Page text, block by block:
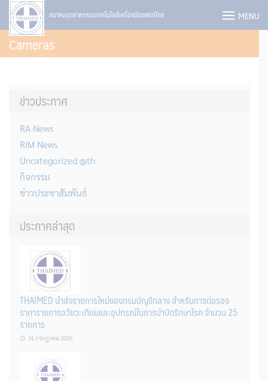
Skip
content
สมาคมอุตสาหกรรมเทคโนโลยีเครื่องมือแพทย์ไทย MENU
Cameras
ข่าวประกาศ
RA News
RIM News
Uncategorized @th
กิจกรรม
ข่าวประชาสัมพันธ์
ประกาศล่าสุด
THAIMED นำส่งรายการใหม่ของกรมบัญชีกลาง สำหรับการต่อรอง
ราคารายการอวัยวะเทียมและอุปกรณ์ในการบำบัดรักษาโรค จำนวน 25
รายการ
31 กรกฎาคม 2026